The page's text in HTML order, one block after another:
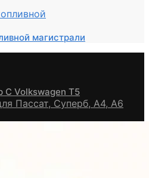
магистрали
C Volkswagen T5